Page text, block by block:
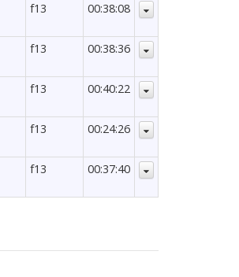
f13 00:38:08
f13 00:38:36
f13 00:40:22
f13 00:24:26
f13 00:37:40